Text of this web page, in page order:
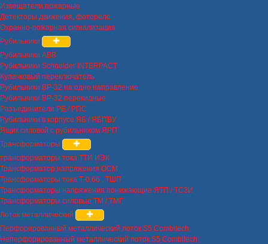
Извещатели пожарные
Детекторы движения, фотореле
Охранно-пожарная сигнализация
Рубильники
Рубильники ABB
Рубильники Schneider INTERPACT
Кулачковый переключатель
Рубильники ВР-32 на одно направление
Рубильники ВР-32 перекидные
Разъединители РЕ / РПС
Рубильники в корпусе ЯБ / ЯБПВУ
Ящик силовой с рубильником ЯРП
Трансформаторы
трансформаторы тока ТТИ ИЭК
Трансформатор напряжения ОСМ
Трансформаторы тока Т-0.66 , ТШП
Трансформаторы напряжения понижающие ЯТП / ТСЗИ
Трансформаторы силовые ТМ / ТМГ
Лоток металлический
Перфорированный металлический лоток S5 Combitech
Неперфорированный металлический лоток S5 Combitech